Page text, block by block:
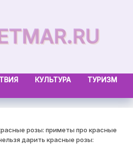
КУЛЬТУРА
ТУРИЗМ
розы: приметы про красные
дарить красные розы: